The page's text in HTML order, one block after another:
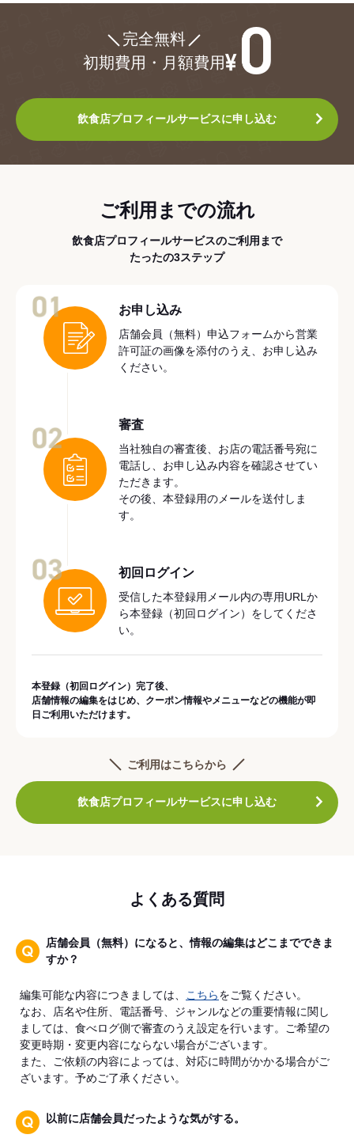
完全無料
初期費用・月額費用
飲食店プロフィールサービスに申し込む
ご利用までの流れ
飲食店プロフィールサービスのご利用まで
たったの3ステップ
お申し込み
店舗会員（無料）申込フォームから営業
許可証の画像を添付のうえ、お申し込み
ください。
審査
当社独自の審査後、お店の電話番号宛に
電話し、お申し込み内容を確認させてい
ただきます。
その後、本登録用のメールを送付しま
す。
初回ログイン
受信した本登録用メール内の専用URLか
ら本登録（初回ログイン）をしてくださ
い。
本登録（初回ログイン）完了後、
店舗情報の編集をはじめ、クーポン情報やメニューなどの機能が即
日ご利用いただけます。
ご利用はこちらから
飲食店プロフィールサービスに申し込む
よくある質問
店舗会員（無料）になると、情報の編集はどこまでできま
すか？
編集可能な内容につきましては、 こちらをご覧ください。
なお、店名や住所、電話番号、ジャンルなどの重要情報に関し
ましては、食べログ側で審査のうえ設定を行います。ご希望の
変更時期・変更内容にならない場合がございます。
また、ご依頼の内容によっては、対応に時間がかかる場合がご
ざいます。予めご了承ください。
以前に店舗会員だったような気がする。